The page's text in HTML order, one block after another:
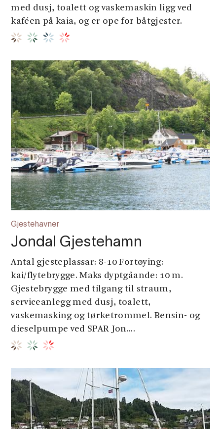
med dusj, toalett og vaskemaskin ligg ved
kaféen på kaia, og er ope for båtgjester.
Gjestehavner
Jondal Gjestehamn
Antal gjesteplassar: 8-10 Fortøying:
kai/flytebrygge. Maks dyptgåande: 10 m.
Gjestebrygge med tilgang til straum,
serviceanlegg med dusj, toalett,
vaskemasking og tørketrommel. Bensin- og
dieselpumpe ved SPAR Jon....